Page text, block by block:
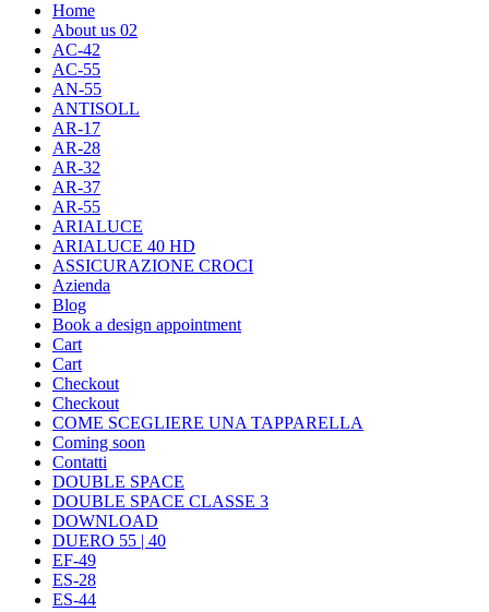
Home
About us 02
AC-42
AC-55
AN-55
ANTISOLL
AR-17
AR-28
AR-32
AR-37
AR-55
ARIALUCE
ARIALUCE 40 HD
ASSICURAZIONE CROCI
Azienda
Blog
Book a design appointment
Cart
Cart
Checkout
Checkout
COME SCEGLIERE UNA TAPPARELLA
Coming soon
Contatti
DOUBLE SPACE
DOUBLE SPACE CLASSE 3
DOWNLOAD
DUERO 55 | 40
EF-49
ES-28
ES-44